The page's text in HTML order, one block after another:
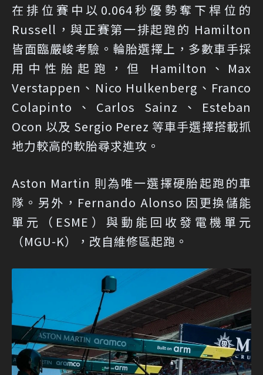
在排位賽中以0.064秒優勢奪下桿位的
Russell，與正賽第一排起跑的 Hamilton
皆面臨嚴峻考驗。輪胎選擇上，多數車手採
用中性胎起跑，但 Hamilton、Max
Verstappen、Nico Hulkenberg、Franco
Colapinto、Carlos Sainz、Esteban
Ocon 以及 Sergio Perez 等車手選擇搭載抓
地力較高的軟胎尋求進攻。
Aston Martin 則為唯一選擇硬胎起跑的車
隊。另外，Fernando Alonso 因更換儲能
單元（ESME）與動能回收發電機單元
（MGU-K），改自維修區起跑。